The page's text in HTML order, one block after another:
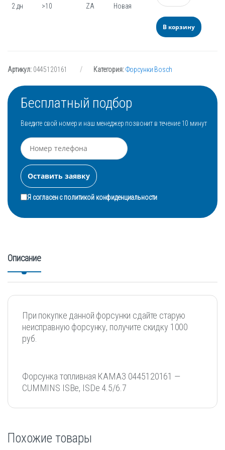
2 дн >10 ZA Новая
В корзину
Артикул: 0445120161 Категория:Форсунки Bosch
Бесплатный подбор
Введите свой номер и наш менеджер позвонит в течение 10 минут
Я согласен сполитикой конфиденциальности
Описание
При покупке данной форсунки сдайте старую
неисправную форсунку, получите скидку 1000
руб.
Форсунка топливная КАМАЗ 0445120161 —
CUMMINS ISBe, ISDe 4.5/6.7
Похожие товары